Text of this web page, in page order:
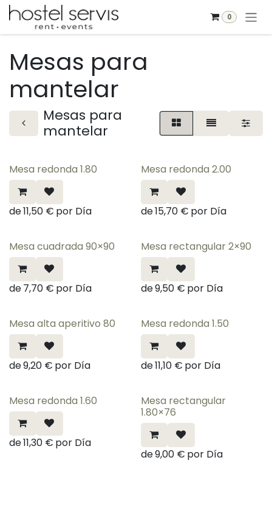
Ir al contenido
0
Mesas para
mantelar
Mesas para
mantelar
Mesa redonda 1.80
de11,50 € por Día
Mesa redonda 2.00
de15,70€ por Día
Mesa cuadrada 90×90
de7,70 € por Día
Mesa rectangular 2×90
de9,50€ por Día
Mesa alta aperitivo 80
de9,20 € por Día
Mesa redonda 1.50
de11,10€ por Día
Mesa redonda 1.60
de11,30 € por Día
Mesa rectangular
1.80×76
de9,00€ por Día